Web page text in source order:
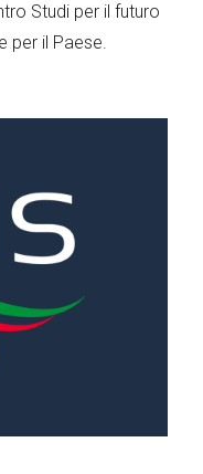
Studi per il futuro
per il Paese.